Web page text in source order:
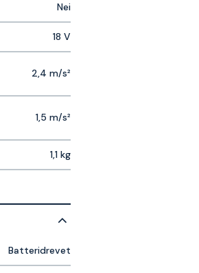
Nei
18 V
2,4 m/s²
1,5 m/s²
1,1 kg
Batteridrevet